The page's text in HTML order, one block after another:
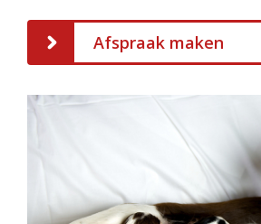
Afspraak maken